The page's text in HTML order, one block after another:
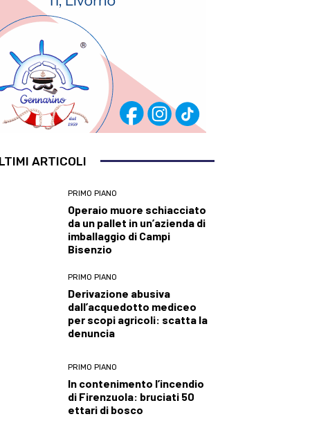
ARTICOLI
PRIMO PIANO
Operaio muore schiacciato
da un pallet in un’azienda di
imballaggio di Campi
Bisenzio
PRIMO PIANO
Derivazione abusiva
dall’acquedotto mediceo
per scopi agricoli: scatta la
denuncia
PRIMO PIANO
In contenimento l’incendio
di Firenzuola: bruciati 50
ettari di bosco